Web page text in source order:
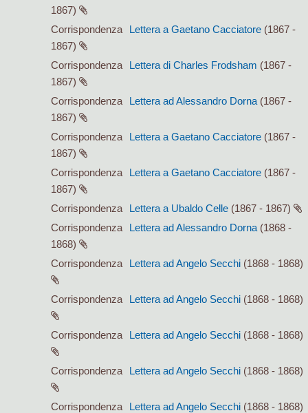
1867)
Corrispondenza
Lettera a Gaetano Cacciatore (1867 -
1867)
Corrispondenza
Lettera di Charles Frodsham (1867 -
1867)
Corrispondenza
Lettera ad Alessandro Dorna (1867 -
1867)
Corrispondenza
Lettera a Gaetano Cacciatore (1867 -
1867)
Corrispondenza
Lettera a Gaetano Cacciatore (1867 -
1867)
Corrispondenza
Lettera a Ubaldo Celle (1867 - 1867)
Corrispondenza
Lettera ad Alessandro Dorna (1868 -
1868)
Corrispondenza
Lettera ad Angelo Secchi (1868 - 1868)
Corrispondenza Lettera ad Angelo Secchi (1868 - 1868)
Corrispondenza Lettera ad Angelo Secchi (1868 - 1868)
Corrispondenza Lettera ad Angelo Secchi (1868 - 1868)
Corrispondenza Lettera ad Angelo Secchi (1868 - 1868)